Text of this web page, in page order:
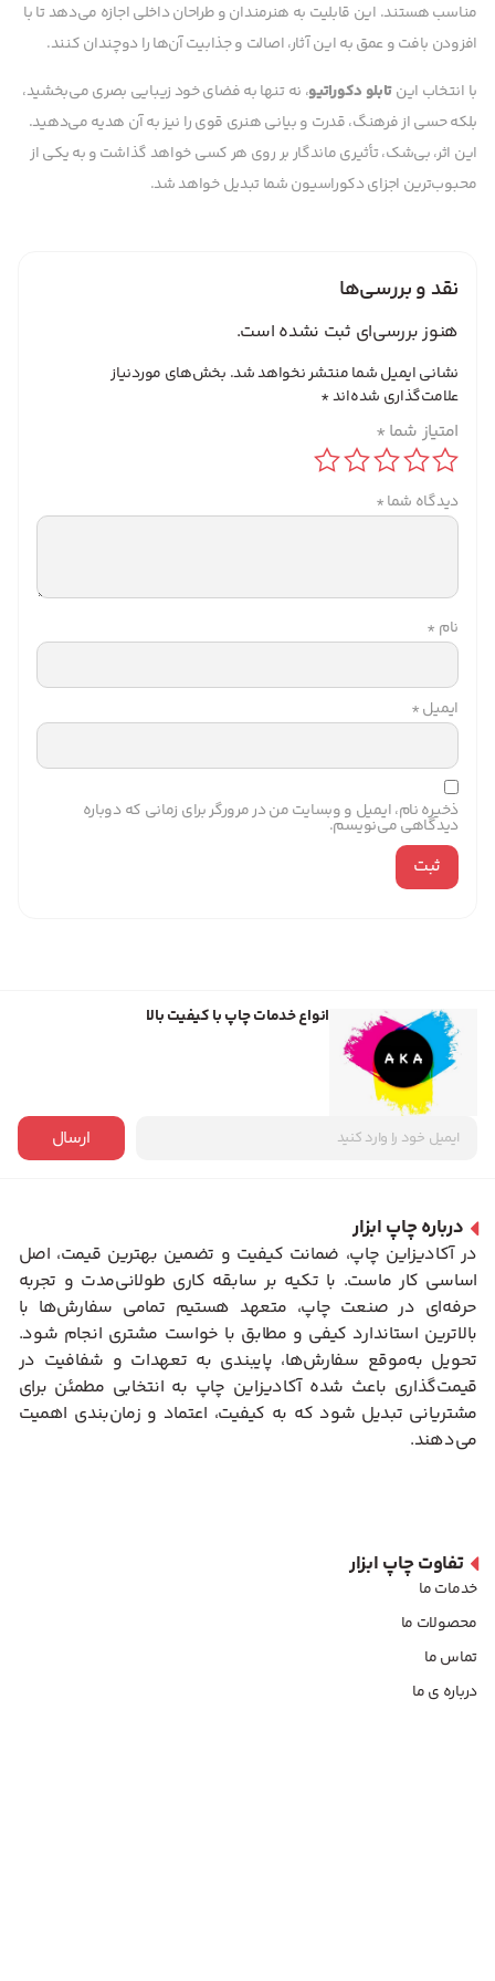
مناسب هستند. این قابلیت به هنرمندان و طراحان داخلی اجازه می‌دهد تا با
افزودن بافت و عمق به این آثار، اصالت و جذابیت آن‌ها را دوچندان کنند.
با انتخاب اینتابلو دکوراتیو، نه تنها به فضای خود زیبایی بصری می‌بخشید،
بلکه حسی از فرهنگ، قدرت و بیانی هنری قوی را نیز به آن هدیه می‌دهید.
این اثر، بی‌شک، تأثیری ماندگار بر روی هر کسی خواهد گذاشت و به یکی از
محبوب‌ترین اجزای دکوراسیون شما تبدیل خواهد شد.
نقد و بررسی‌ها
هنوز بررسی‌ای ثبت نشده است.
نشانی ایمیل شما منتشر نخواهد شد. بخش‌های موردنیاز
علامت‌گذاری شده‌اند*
امتیاز شما *
دیدگاه شما*
نام *
ایمیل*
ذخیره نام، ایمیل و وبسایت من در مرورگر برای زمانی که دوباره
دیدگاهی می‌نویسم.
انواع خدمات چاپ با کیفیت بالا
ارسال
درباره چاپ ابزار
در آکادیزاین چاپ، ضمانت کیفیت و تضمین بهترین قیمت، اصل
اساسی کار ماست. با تکیه بر سابقه کاری طولانی‌مدت و تجربه
حرفه‌ای در صنعت چاپ، متعهد هستیم تمامی سفارش‌ها با
بالاترین استاندارد کیفی و مطابق با خواست مشتری انجام شود.
تحویل به‌موقع سفارش‌ها، پایبندی به تعهدات و شفافیت در
قیمت‌گذاری باعث شده آکادیزاین چاپ به انتخابی مطمئن برای
مشتریانی تبدیل شود که به کیفیت، اعتماد و زمان‌بندی اهمیت
می‌دهند.
تفاوت چاپ ابزار
خدمات ما
محصولات ما
تماس ما
درباره ی ما